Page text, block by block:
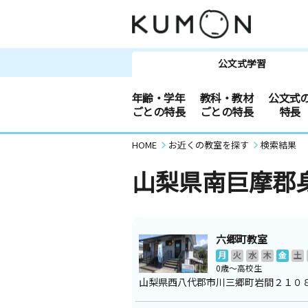
公文式学習
年齢・学年
ごとの特長
教科・教材
ごとの特長
公文式
特長
HOME お近くの教室を探す 検索結果
山梨県南巨摩郡
六郷町教室
月 火 水 木 金
土
0歳～高校生
山梨県西八代郡市川三郷町岩間２１０